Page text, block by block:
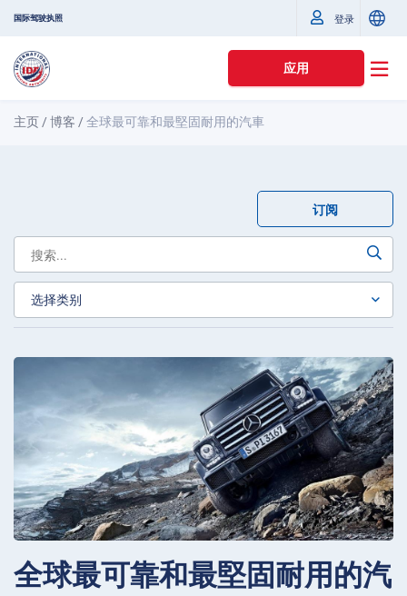
国际驾驶执照 登录
应用
主页 /博客 /全球最可靠和最堅固耐用的汽車
订阅
全球最可靠和最堅固耐用的汽